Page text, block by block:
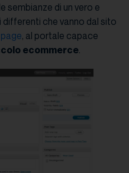
sembianze di un vero e
che vanno dal sito
, al portale capace
ecommerce.